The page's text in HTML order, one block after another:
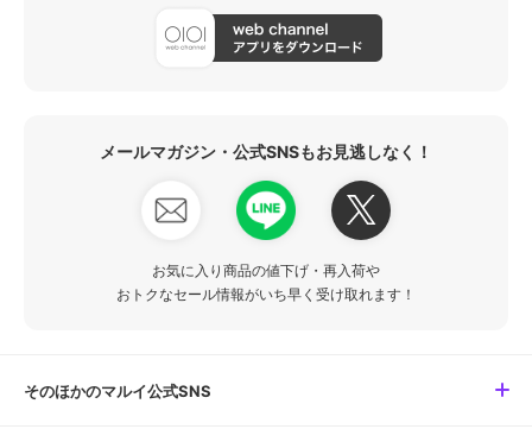
メールマガジン・公式SNSもお見逃しなく！
お気に入り商品の値下げ・再入荷や
おトクなセール情報がいち早く受け取れます！
そのほかのマルイ公式SNS